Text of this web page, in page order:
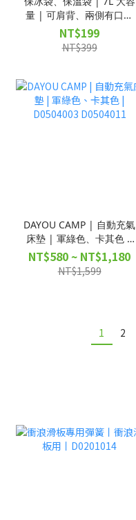
量 | 可肩背、兩側有口袋
| D0506021
NT$199
NT$399
DAYOU CAMP | 自動充氣
床墊 | 軍綠色、卡其色 |
D0504003 D0504011
NT$580 ~ NT$1,180
NT$1,599
1 2